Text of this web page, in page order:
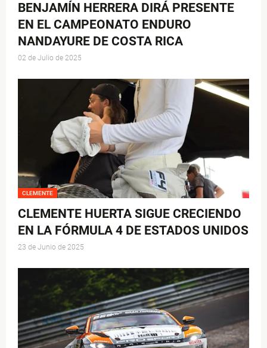
BENJAMÍN HERRERA DIRÁ PRESENTE
EN EL CAMPEONATO ENDURO
NANDAYURE DE COSTA RICA
02 de Julio de 2025
CLEMENTE
CLEMENTE HUERTA SIGUE CRECIENDO
EN LA FÓRMULA 4 DE ESTADOS UNIDOS
23 de Junio de 2025